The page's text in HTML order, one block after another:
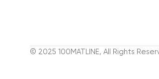
© 2025 100MATLINE, All Rights